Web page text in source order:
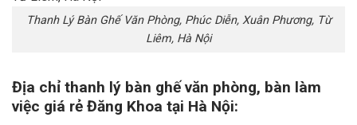
Thanh Lý Bàn Ghế Văn Phòng, Phúc Diễn, Xuân Phương, Từ
Liêm, Hà Nội
Địa chỉ thanh lý bàn ghế văn phòng, bàn làm
việc giá rẻ Đăng Khoa tại Hà Nội: